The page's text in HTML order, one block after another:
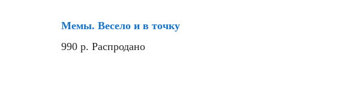
Мемы. Весело и в точку
990 р. Распродано